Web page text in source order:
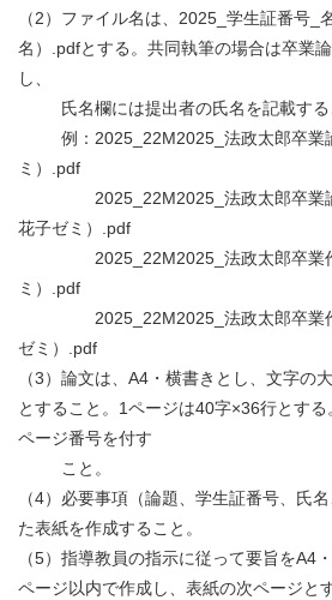
（2）ファイル名は、2025_学生証番号_
名）.pdfとする。共同執筆の場合は卒業
し、
氏名欄には提出者の氏名を記載する
例：2025_22M2025_法政太郎卒業
ミ）.pdf
2025_22M2025_法政太郎卒業論
花子ゼミ）.pdf
2025_22M2025_法政太郎卒業作
ミ）.pdf
2025_22M2025_法政太郎卒業作
ゼミ）.pdf
（3）論文は、A4・横書きとし、文字の
とすること。1ページは40字×36行とする
ページ番号を付す
こと。
（4）必要事項（論題、学生証番号、氏
た表紙を作成すること。
（5）指導教員の指示に従って要旨をA4
ページ以内で作成し、表紙の次ページと